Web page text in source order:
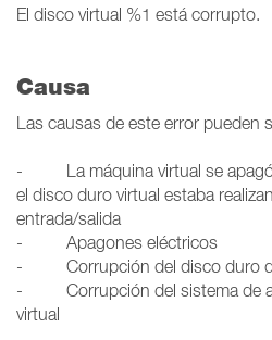
El disco virtual %1 está corrupto.
Causa
Las causas de este error pueden
- La máquina virtual se apagó
el disco duro virtual estaba
entrada/salida
- Apagones eléctricos
- Corrupción del disco duro
- Corrupción del sistema de
virtual